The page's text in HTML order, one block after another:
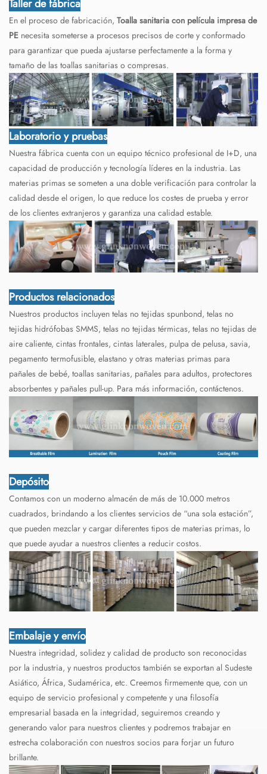
Taller de fábrica
En el proceso de fabricación, Toalla sanitaria con película impresa de
PE necesita someterse a procesos precisos de corte y conformado
para garantizar que pueda ajustarse perfectamente a la forma y
tamaño de las toallas sanitarias o compresas.
Laboratorio y pruebas
Nuestra fábrica cuenta con un equipo técnico profesional de I+D, una
capacidad de producción y tecnología líderes en la industria. Las
materias primas se someten a una doble verificación para controlar la
calidad desde el origen, lo que reduce los costes de prueba y error
de los clientes extranjeros y garantiza una calidad estable.
Productos relacionados
Nuestros productos incluyen telas no tejidas spunbond, telas no
tejidas hidrófobas SMMS, telas no tejidas térmicas, telas no tejidas de
aire caliente, cintas frontales, cintas laterales, pulpa de pelusa, savia,
pegamento termofusible, elastano y otras materias primas para
pañales de bebé, toallas sanitarias, pañales para adultos, protectores
absorbentes y pañales pull-up. Para más información, contáctenos.
Depósito
Contamos con un moderno almacén de más de 10.000 metros
cuadrados, brindando a los clientes servicios de “una sola estación”,
que pueden mezclar y cargar diferentes tipos de materias primas, lo
que puede ayudar a nuestros clientes a reducir costos.
Embalaje y envío
Nuestra integridad, solidez y calidad de producto son reconocidas
por la industria, y nuestros productos también se exportan al Sudeste
Asiático, África, Sudamérica, etc. Creemos firmemente que, con un
equipo de servicio profesional y competente y una filosofía
empresarial basada en la integridad, seguiremos creando y
generando valor para nuestros clientes y podremos trabajar en
estrecha colaboración con nuestros socios para forjar un futuro
brillante.